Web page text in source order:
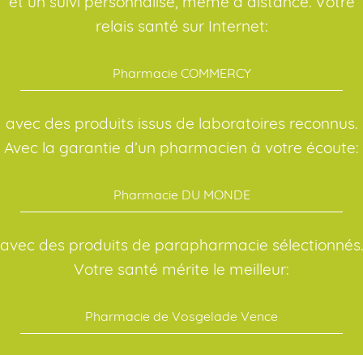
relais santé sur Internet:
Pharmacie COMMERCY
avec des produits issus de laboratoires reconnus.
Avec la garantie d’un pharmacien à votre écoute:
Pharmacie DU MONDE
avec des produits de parapharmacie sélectionnés.
Votre santé mérite le meilleur:
Pharmacie de Vosgelade Vence